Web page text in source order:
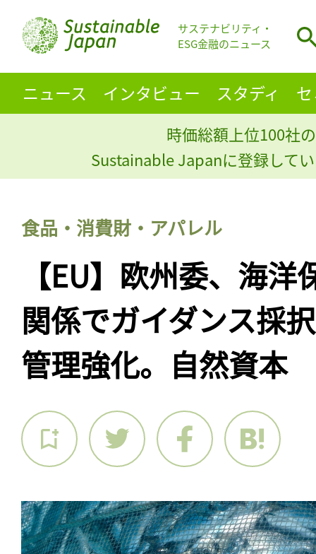
サステナビリティ・
ESG金融のニュース
ニュース インタビュー スタディ
時価総額上位100社
Sustainable Japanに登録して
食品・消費財・アパレル
【EU】欧州委、海
関係でガイダンス採
管理強化。自然資本